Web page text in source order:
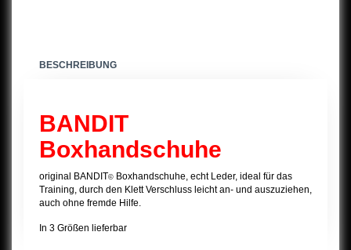
Videos
VA Schriftzug
BESCHREIBUNG
BANDIT
Boxhandschuhe
original BANDIT© Boxhandschuhe, echt Leder, ideal für das
Training, durch den Klett Verschluss leicht an- und auszuziehen,
auch ohne fremde Hilfe.
In 3 Größen lieferbar